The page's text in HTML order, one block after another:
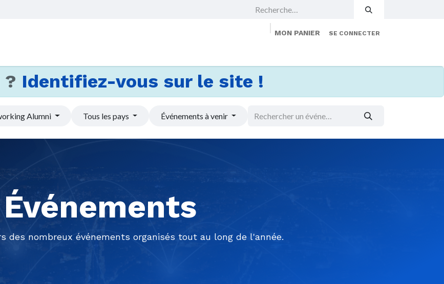
MON PANIER SE CONNECTER
? Identifiez-vous sur le site !
Alumni Tous les pays Événements à venir
Événements
des nombreux événements organisés tout au long de l'année.